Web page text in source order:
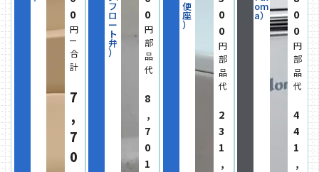
0
円
合
計
7
,
7
0
フ
ロ
ー
ト
弁
）
0
円
部
品
代
8
,
7
0
1
便
座
）
0
0
円
部
品
代
2
3
1
,
om
a）
0
0
円
部
品
代
4
4
1
,